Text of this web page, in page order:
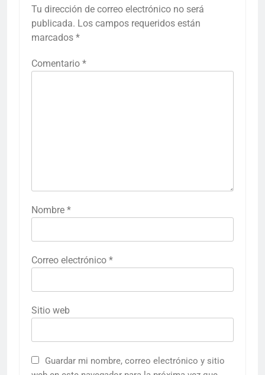
Tu dirección de correo electrónico no será
publicada. Los campos requeridos están
marcados *
Comentario *
Nombre *
Correo electrónico *
Sitio web
Guardar mi nombre, correo electrónico y sitio